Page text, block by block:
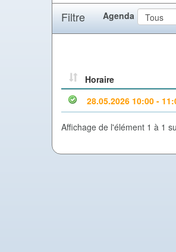
Filtre Agenda
Horaire
28.05.2026 10:00 -
Affichage de l'élément 1 à 1